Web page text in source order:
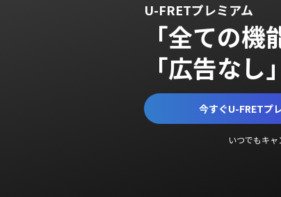
U-FRETプレミアム
「全ての機
「広告な
今すぐU-FRETプ
いつでもキ